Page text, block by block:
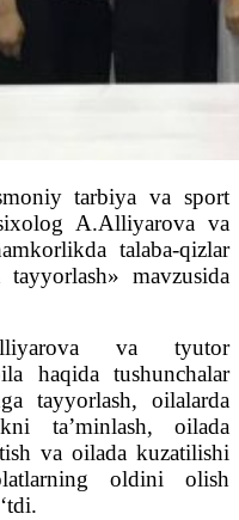
tarbiya va sport
A.Alliyarova va
talaba-qizlar
mavzusida
va tyutor
haqida tushunchalar
tayyorlash, oilalarda
ta’minlash, oilada
va oilada kuzatilishi
oldini olish